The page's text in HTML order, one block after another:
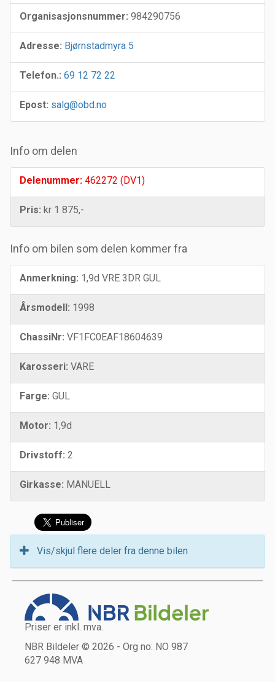
Organisasjonsnummer: 984290756
Adresse: Bjørnstadmyra 5
Telefon.: 69 12 72 22
Epost: salg@obd.no
Info om delen
Delenummer: 462272 (DV1)
Pris: kr 1 875,-
Info om bilen som delen kommer fra
Anmerkning: 1,9d VRE 3DR GUL
Årsmodell: 1998
ChassiNr: VF1FC0EAF18604639
Karosseri: VARE
Farge: GUL
Motor: 1,9d
Drivstoff: 2
Girkasse: MANUELL
Vis/skjul flere deler fra denne bilen
Priser er inkl. mva.
NBR Bildeler © 2026 - Org no: NO 987
627 948 MVA